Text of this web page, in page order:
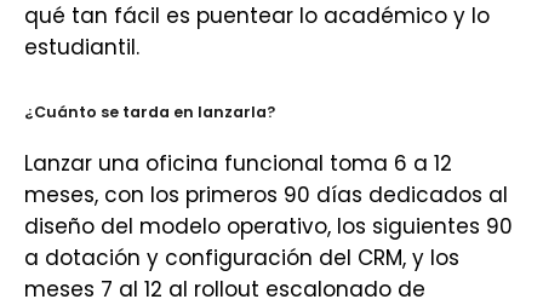
qué tan fácil es puentear lo académico y lo
estudiantil.
¿Cuánto se tarda en lanzarla?
Lanzar una oficina funcional toma 6 a 12
meses, con los primeros 90 días dedicados al
diseño del modelo operativo, los siguientes 90
a dotación y configuración del CRM, y los
meses 7 al 12 al rollout escalonado de